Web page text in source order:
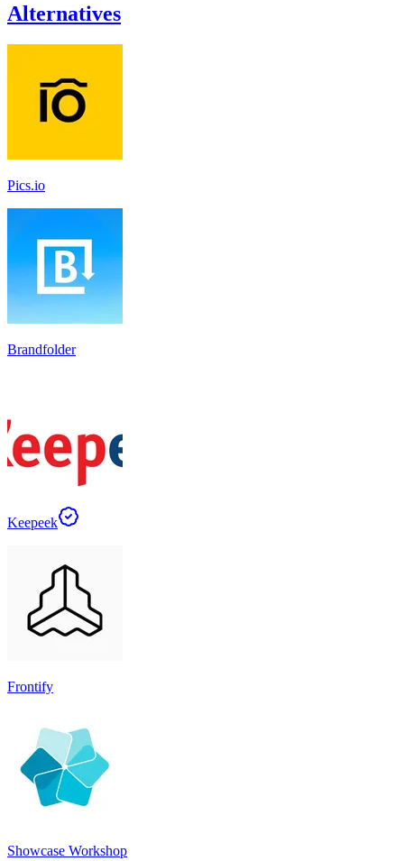
Alternatives
Pics.io
Brandfolder
Keepeek
Frontify
Showcase Workshop